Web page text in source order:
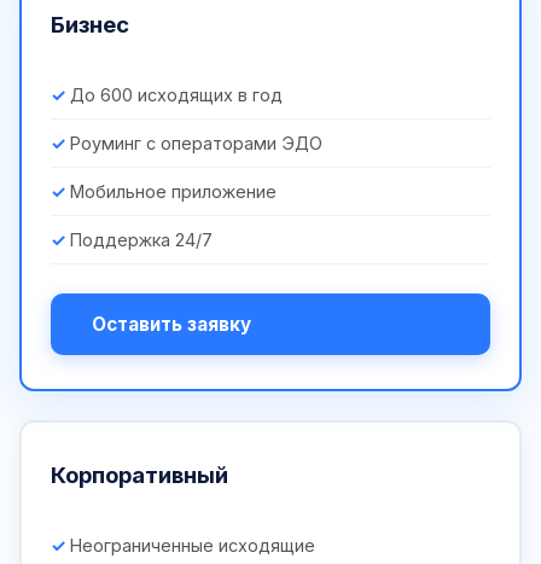
Бизнес
До 600 исходящих в год
Роуминг с операторами ЭДО
Мобильное приложение
Поддержка 24/7
Оставить заявку
Корпоративный
Неограниченные исходящие